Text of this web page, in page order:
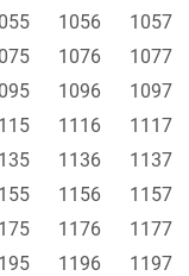
1056 1057
1076 1077
1096 1097
1116 1117
1136 1137
1156 1157
1176 1177
1196 1197